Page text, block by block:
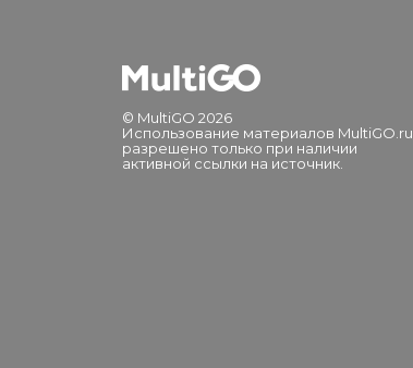
© MultiGO 2026
Использование материалов MultiGO.ru
разрешено только при наличии
активной ссылки на источник.